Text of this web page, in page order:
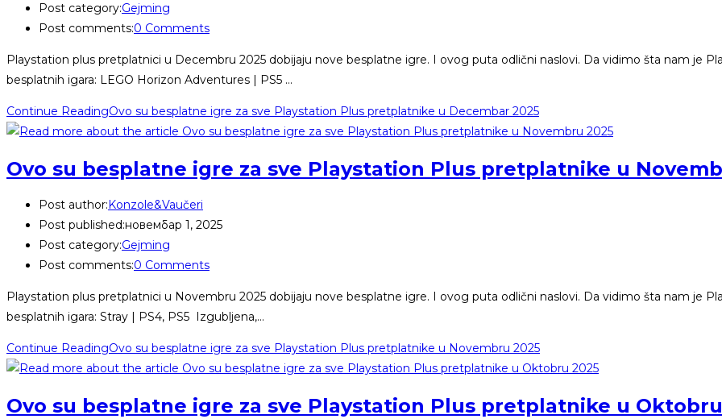
Post category:Gejming
Post comments:0 Comments
Playstation plus pretplatnici u Decembru 2025 dobijaju nove besplatne igre. I ovog puta odlični naslovi. Da vidimo šta nam je
besplatnih igara: LEGO Horizon Adventures | PS5 …
Continue ReadingOvo su besplatne igre za sve Playstation Plus pretplatnike u Decembar 2025
Ovo su besplatne igre za sve Playstation Plus pretplatnike u
Post author: Konzole&Vaučeri
Post published:новембар 1, 2025
Post category:Gejming
Post comments:0 Comments
Playstation plus pretplatnici u Novembru 2025 dobijaju nove besplatne igre. I ovog puta odlični naslovi. Da vidimo šta nam je
besplatnih igara: Stray | PS4, PS5 Izgubljena,…
Continue ReadingOvo su besplatne igre za sve Playstation Plus pretplatnike u Novembru 2025
Ovo su besplatne igre za sve Playstation Plus pretplatnike u